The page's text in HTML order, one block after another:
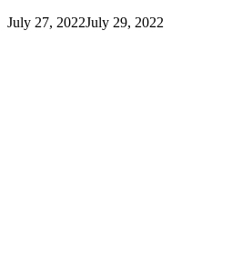
July 27, 2022July 29, 2022